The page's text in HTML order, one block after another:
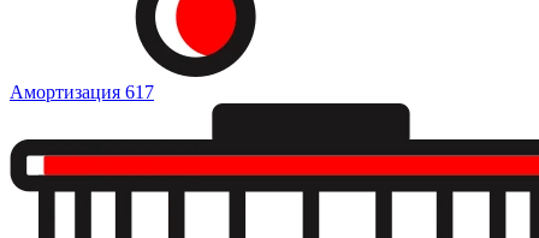
Амортизация 617